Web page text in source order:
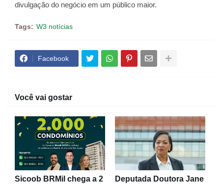
divulgação do negócio em um público maior.
Tags: W3 notícias
Facebook
Você vai gostar
Sicoob BRMil chega a 2
Deputada Doutora Jane